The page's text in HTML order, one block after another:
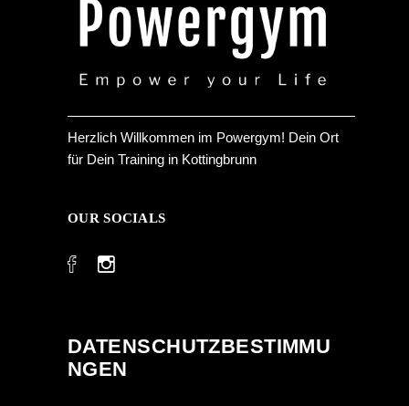
Herzlich Willkommen im Powergym! Dein Ort
für Dein Training in Kottingbrunn
OUR SOCIALS
DATENSCHUTZBESTIMMU
NGEN